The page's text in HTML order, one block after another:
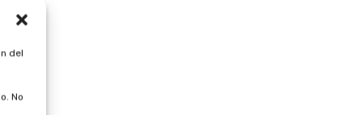
del
No